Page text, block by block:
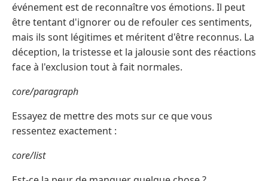
événement est de reconnaître vos émotions. Il peut
être tentant d'ignorer ou de refouler ces sentiments,
mais ils sont légitimes et méritent d'être reconnus. La
déception, la tristesse et la jalousie sont des réactions
face à l'exclusion tout à fait normales.
core/paragraph
Essayez de mettre des mots sur ce que vous
ressentez exactement :
core/list